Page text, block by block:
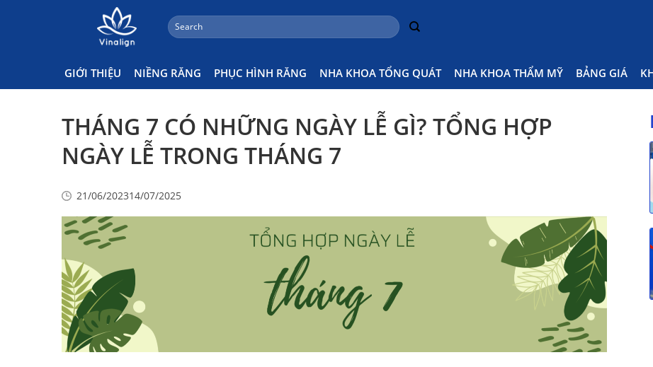
Search
for:
GIỚI THIỆU NIỀNG RĂNG PHỤC HÌNH RĂNG NHA KHOA TỔNG QUÁT NHA KHOA THẨM MỸ BẢNG GIÁ
Thông Báo
Tags:đời sống,những ngày lễ tháng 7
THÁNG 7 CÓ NHỮNG
THÁNG 7 CÓ NHỮNG NGÀY LỄ GÌ? TỔNG HỢP
NGÀY LỄ TRONG THÁNG 7
21/06/202314/07/2025